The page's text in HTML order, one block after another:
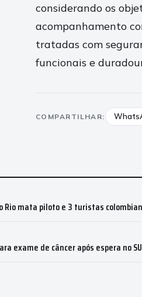
considerando os
acompanhamento
tratadas com
funcionais e
COMPARTILHAR:
Rio mata piloto e 3 turistas
exame de câncer após espera no